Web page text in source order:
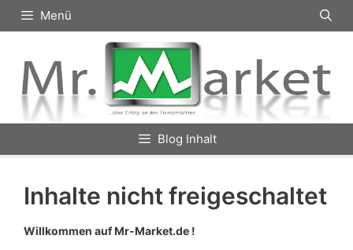
Inhalt
Menü
Blog Inhalt
Inhalte nicht freigeschaltet
Willkommen auf Mr-Market.de !